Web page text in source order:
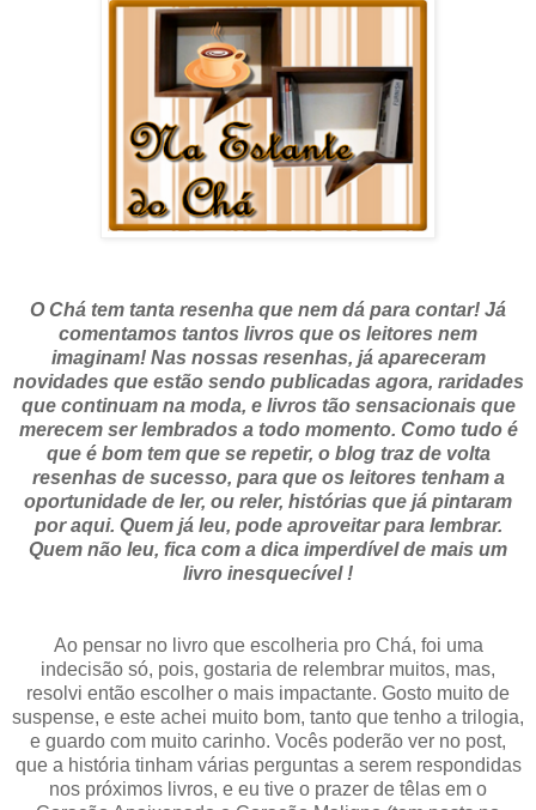
O Chá tem tanta resenha que nem dá para contar! Já
comentamos tantos livros que os leitores nem
imaginam! Nas nossas resenhas, já apareceram
novidades que estão sendo publicadas agora, raridades
que continuam na moda, e livros tão sensacionais que
merecem ser lembrados a todo momento. Como tudo é
que é bom tem que se repetir, o blog traz de volta
resenhas de sucesso, para que os leitores tenham a
oportunidade de ler, ou reler, histórias que já pintaram
por aqui. Quem já leu, pode aproveitar para lembrar.
Quem não leu, fica com a dica imperdível de mais um
livro inesquecível !
Ao pensar no livro que escolheria pro Chá, foi uma
indecisão só, pois, gostaria de relembrar muitos, mas,
resolvi então escolher o mais impactante. Gosto muito de
suspense, e este achei muito bom, tanto que tenho a trilogia,
e guardo com muito carinho. Vocês poderão ver no post,
que a história tinham várias perguntas a serem respondidas
nos próximos livros, e eu tive o prazer de têlas em o